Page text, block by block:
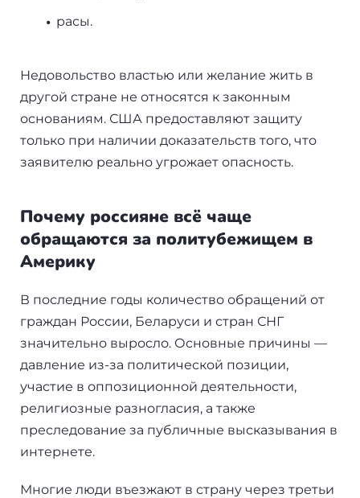
расы.
Недовольство властью или желание жить в
другой стране не относятся к законным
основаниям. США предоставляют защиту
только при наличии доказательств того, что
заявителю реально угрожает опасность.
Почему россияне всё чаще
обращаются за политубежищем в
Америку
В последние годы количество обращений от
граждан России, Беларуси и стран СНГ
значительно выросло. Основные причины —
давление из-за политической позиции,
участие в оппозиционной деятельности,
религиозные разногласия, а также
преследование за публичные высказывания в
интернете.
Многие люди въезжают в страну через третьи